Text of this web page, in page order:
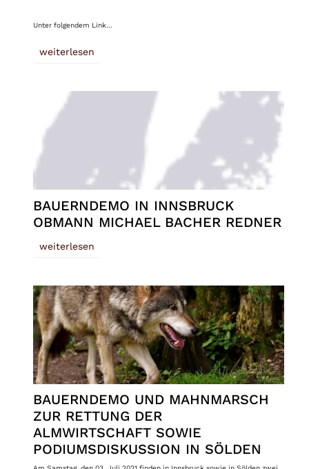
Unter folgendem Link…
weiterlesen
BAUERNDEMO IN INNSBRUCK
OBMANN MICHAEL BACHER REDNER
weiterlesen
BAUERNDEMO UND MAHNMARSCH
ZUR RETTUNG DER
ALMWIRTSCHAFT SOWIE
PODIUMSDISKUSSION IN SÖLDEN